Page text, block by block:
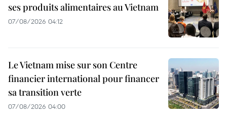
ses produits alimentaires au Vietnam
07/08/2026 04:12
Le Vietnam mise sur son Centre
financier international pour financer
sa transition verte
07/08/2026 04:00